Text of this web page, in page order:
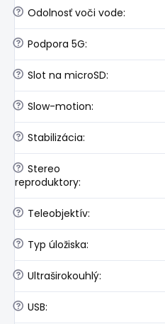
? Odolnosť voči vode:
? Podpora 5G:
? Slot na microSD:
? Slow-motion:
? Stabilizácia:
? Stereo
reproduktory:
? Teleobjektív:
? Typ úložiska:
? Ultraširokouhlý:
? USB: